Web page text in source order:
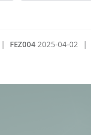
FEZ004 2025-04-02 |
|